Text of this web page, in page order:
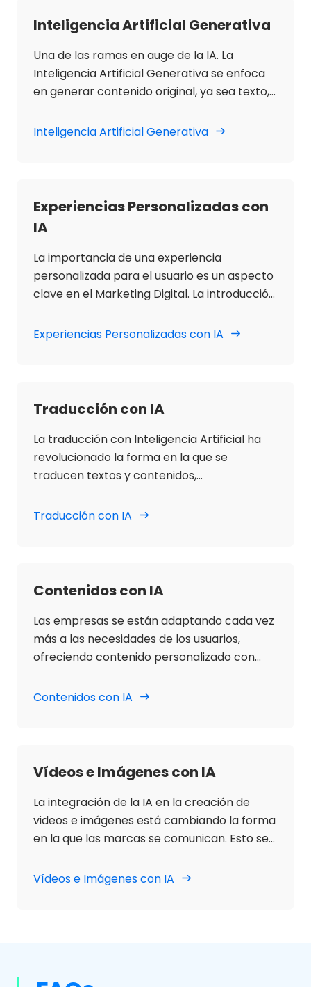
redes sociales permite respuestas rápidas y
personalizadas, aumentando la conversión y
fidelización. Su gran ventaja es el aprendizaje
automático, ya que evolucionan con cada
interacción, ofreciendo soluciones cada vez
Inteligencia Artificial Generativa
Una de las ramas en auge de la IA. La
Inteligencia Artificial Generativa se enfoca
en generar contenido original, ya sea texto,
datos y contenido ya existentes, utilizando el
Inteligencia Artificial Generativa
Experiencias Personalizadas con
IA
La importancia de una experiencia
personalizada para el usuario es un aspecto
clave en el Marketing Digital. La introducción
optimización de resultados, creando
Experiencias Personalizadas con IA
Traducción con IA
La traducción con Inteligencia Artificial ha
revolucionado la forma en la que se
traducen textos y contenidos,
accesibilidad.
Traducción con IA
Contenidos con IA
Las empresas se están adaptando cada vez
más a las necesidades de los usuarios,
ofreciendo contenido personalizado con
por la IA no ofrece dudas: a través de
aprendizaje automático, producen
contenido original, relevante y adaptado a
cada cliente.
Contenidos con IA
Vídeos e Imágenes con IA
La integración de la IA en la creación de
videos e imágenes está cambiando la forma
en la que las marcas se comunican. Esto se
personalización absoluta según los
Vídeos e Imágenes con IA